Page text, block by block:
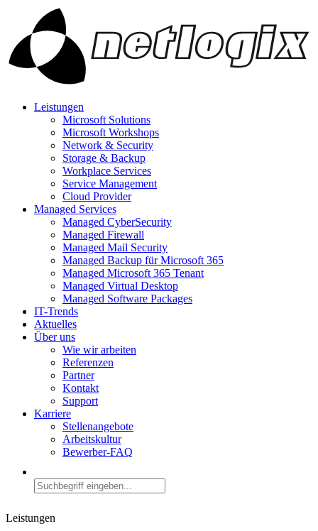
Leistungen
Microsoft Solutions
Microsoft Workshops
Network & Security
Storage & Backup
Workplace Services
Service Management
Cloud Provider
Managed Services
Managed CyberSecurity
Managed Firewall
Managed Mail Security
Managed Backup für Microsoft 365
Managed Microsoft 365 Tenant
Managed Virtual Desktop
Managed Software Packages
IT-Trends
Aktuelles
Über uns
Wie wir arbeiten
Referenzen
Partner
Kontakt
Support
Karriere
Stellenangebote
Arbeitskultur
Bewerber-FAQ
Leistungen